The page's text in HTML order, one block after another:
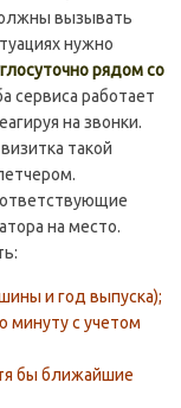
вызывать
нужно
рядом со
сервиса работает
на звонки.
такой
на место.
и год выпуска);
минуту с учетом
бы ближайшие